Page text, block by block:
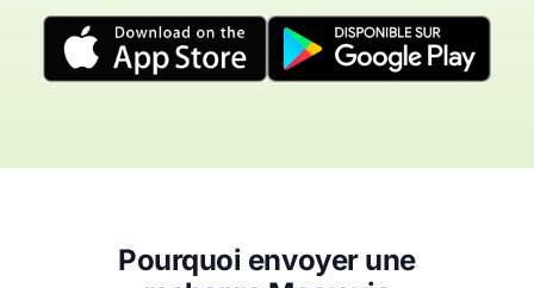
Pourquoi envoyer une